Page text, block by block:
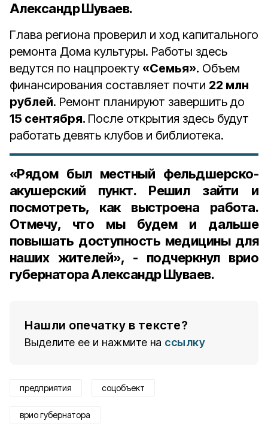
Александр Шуваев.
Глава региона проверил и ход капитального
ремонта Дома культуры. Работы здесь
ведутся по нацпроекту «Семья». Объем
финансирования составляет почти 22 млн
рублей. Ремонт планируют завершить до
15 сентября. После открытия здесь будут
работать девять клубов и библиотека.
«Рядом был местный фельдшерско-
акушерский пункт. Решил зайти и
посмотреть, как выстроена работа.
Отмечу, что мы будем и дальше
повышать доступность медицины для
наших жителей», - подчеркнул врио
губернатора Александр Шуваев.
Нашли опечатку в тексте?
Выделите ее и нажмите на ссылку
предприятия соцобъект
врио губернатора